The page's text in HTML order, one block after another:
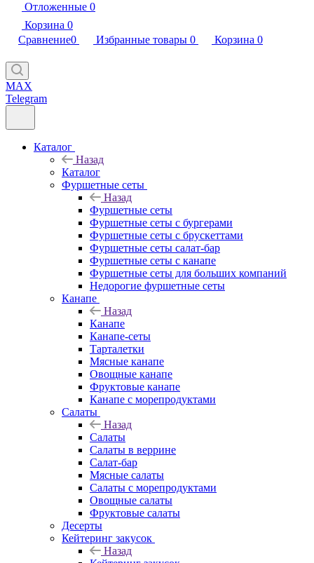
Отложенные 0
Корзина 0
Сравнение0 Избранные товары 0 Корзина 0
MAX
Telegram
Каталог
Назад
Каталог
Фуршетные сеты
Назад
Фуршетные сеты
Фуршетные сеты с бургерами
Фуршетные сеты с брускеттами
Фуршетные сеты салат-бар
Фуршетные сеты с канапе
Фуршетные сеты для больших компаний
Недорогие фуршетные сеты
Канапе
Назад
Канапе
Канапе-сеты
Тарталетки
Мясные канапе
Овощные канапе
Фруктовые канапе
Канапе с морепродуктами
Салаты
Назад
Салаты
Салаты в веррине
Салат-бар
Мясные салаты
Салаты с морепродуктами
Овощные салаты
Фруктовые салаты
Десерты
Кейтеринг закусок
Назад